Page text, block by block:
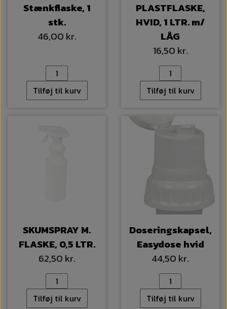
Stænkflaske, 1
stk.
46,00 kr.
Tilføj til kurv
PLASTFLASKE,
HVID, 1 LTR. m/
LÅG
16,50 kr.
Tilføj til kurv
SKUMSPRAY M.
FLASKE, 0,5 LTR.
62,50 kr.
Tilføj til kurv
Doseringskapsel,
Easydose hvid
44,50 kr.
Tilføj til kurv